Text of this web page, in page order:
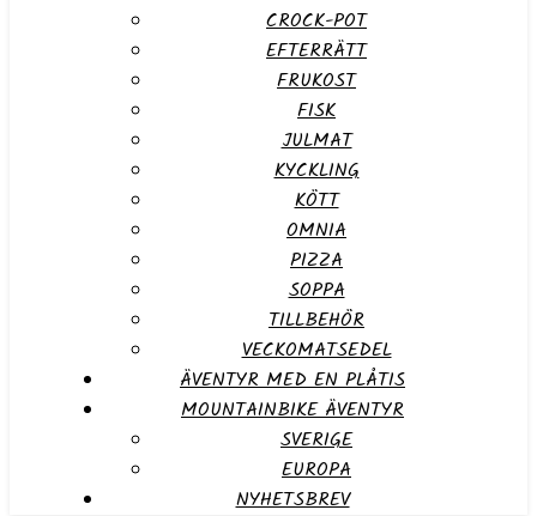
CROCK-POT
EFTERRÄTT
FRUKOST
FISK
JULMAT
KYCKLING
KÖTT
OMNIA
PIZZA
SOPPA
TILLBEHÖR
VECKOMATSEDEL
ÄVENTYR MED EN PLÅTIS
MOUNTAINBIKE ÄVENTYR
SVERIGE
EUROPA
NYHETSBREV